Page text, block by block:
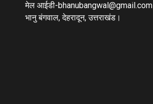
मेल आईडी-bhanubangwal@gmail.com
भानु बंगवाल, देहरादून, उत्तराखंड।